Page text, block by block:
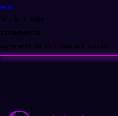
edit
By • 15. 1. 2026
comments
comments for this post are closed